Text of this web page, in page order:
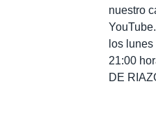
nuestro
los
21:00
DE